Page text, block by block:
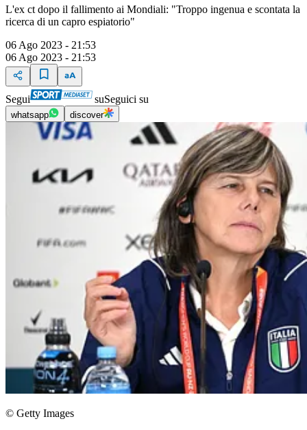
L'ex ct dopo il fallimento ai Mondiali: "Troppo ingenua e scontata la
ricerca di un capro espiatorio"
06 Ago 2023 - 21:53
06 Ago 2023 - 21:53
Segui suSeguici su
whatsapp discover
© Getty Images